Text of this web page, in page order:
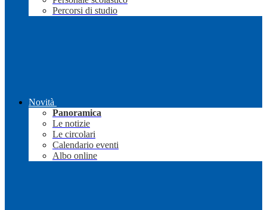
Percorsi di studio
Novità
Panoramica
Le notizie
Le circolari
Calendario eventi
Albo online